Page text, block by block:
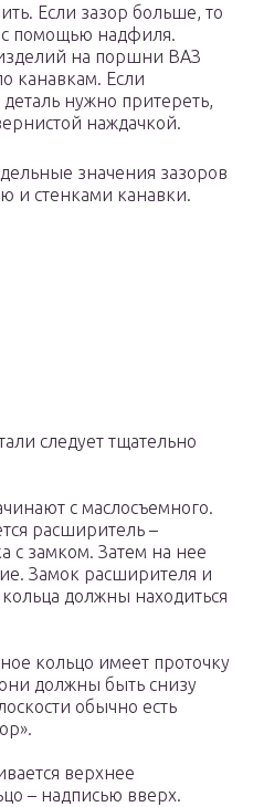
Если зазор больше, то
с помощью надфиля.
на поршни ВАЗ
канавкам. Если
нужно притереть,
наждачкой.
значения зазоров
и стенками канавки.
следует тщательно
с маслосъемного.
расширитель –
с замком. Затем на нее
Замок расширителя и
должны находиться
кольцо имеет проточку
должны быть снизу
обычно есть
верхнее
– надписью вверх.